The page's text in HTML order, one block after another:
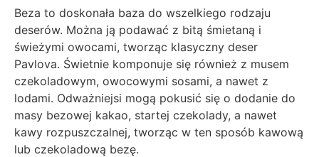
Beza to doskonała baza do wszelkiego rodzaju
deserów. Można ją podawać z bitą śmietaną i
świeżymi owocami, tworząc klasyczny deser
Pavlova. Świetnie komponuje się również z musem
czekoladowym, owocowymi sosami, a nawet z
lodami. Odważniejsi mogą pokusić się o dodanie do
masy bezowej kakao, startej czekolady, a nawet
kawy rozpuszczalnej, tworząc w ten sposób kawową
lub czekoladową bezę.